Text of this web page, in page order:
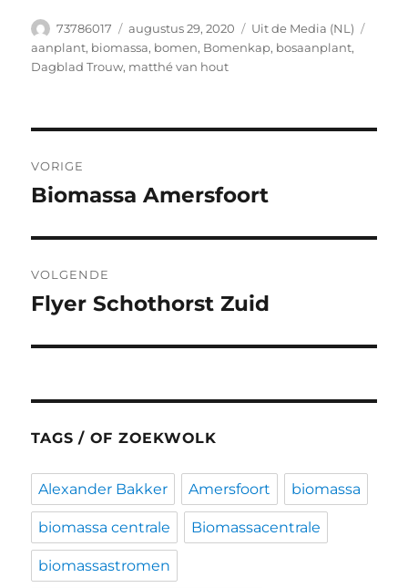
Auteur
73786017
Geplaatst
op
augustus 29, 2020 Categorieën
Uit de Media (NL)
aanplant, biomassa, bomen, Bomenkap, bosaanplant,
Dagblad Trouw, matthé van hout
navigatie
VORIGE
Vorig
Biomassa Amersfoort
VOLGENDE
Volgend
Flyer Schothorst Zuid
TAGS / OF ZOEKWOLK
Alexander Bakker Amersfoort biomassa
biomassa centrale Biomassacentrale
biomassastromen